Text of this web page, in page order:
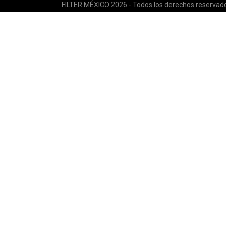
FILTER MÉXICO 2026 - Todos los derechos